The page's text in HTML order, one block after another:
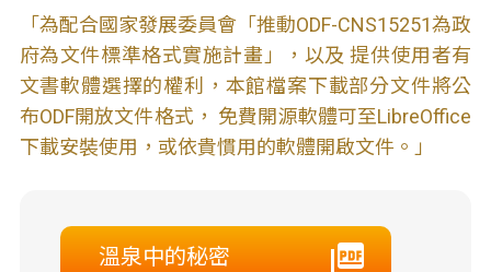
「為配合國家發展委員會「推動ODF-CNS15251為政
府為文件標準格式實施計畫」，以及 提供使用者有
文書軟體選擇的權利，本館檔案下載部分文件將公
布ODF開放文件格式， 免費開源軟體可至LibreOffice
下載安裝使用，或依貴慣用的軟體開啟文件。」
溫泉中的秘密